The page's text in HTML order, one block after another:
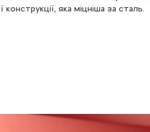
конструкції, яка міцніша за сталь.
легкими матеріалами
панель.